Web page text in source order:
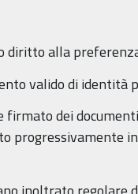
diritto alla
valido di identità
firmato dei
progressivamente